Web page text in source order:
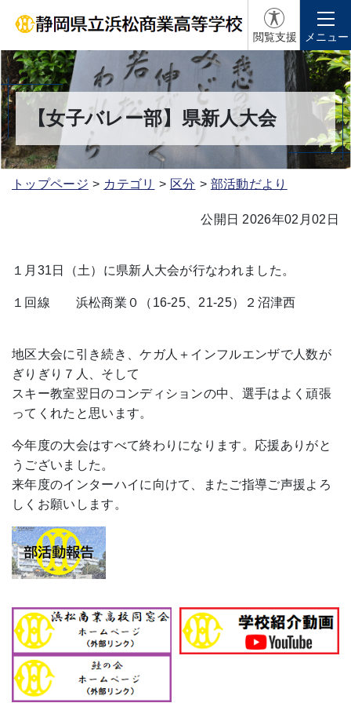
閲覧支援 メニュー
【女子バレー部】県新人大会
トップページ カテゴリ 区分 部活動だより
公開日 2026年02月02日
１月31日（土）に県新人大会が行なわれました。
１回線 浜松商業０（16-25、21-25）２沼津西
地区大会に引き続き、ケガ人＋インフルエンザで人数が
ぎりぎり７人、そして
スキー教室翌日のコンディションの中、選手はよく頑張
ってくれたと思います。
今年度の大会はすべて終わりになります。応援ありがと
うございました。
来年度のインターハイに向けて、またご指導ご声援よろ
しくお願いします。